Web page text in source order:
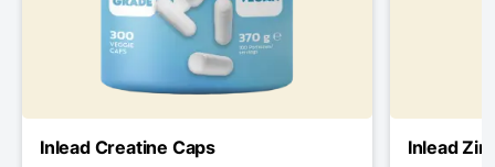
Inlead Creatine Caps Inlead